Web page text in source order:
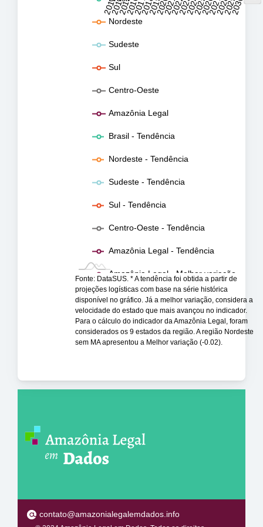
201320142015201620172018201920202021202220232024202520262027202820292030
Nordeste
Sudeste
Sul
Centro-Oeste
Amazônia Legal
Brasil - Tendência
Nordeste - Tendência
Sudeste - Tendência
Sul - Tendência
Centro-Oeste - Tendência
Amazônia Legal - Tendência
Amazônia Legal - Melhor variação
Fonte: DataSUS. * A tendência foi obtida a partir de
projeções logísticas com base na série histórica
disponível no gráfico. Já a melhor variação, considera a
velocidade do estado que mais avançou no indicador.
Para o cálculo do indicador da Amazônia Legal, foram
considerados os 9 estados da região. A região Nordeste
sem MA apresentou a Melhor variação (-0.02).
contato@amazonialegalemdados.info